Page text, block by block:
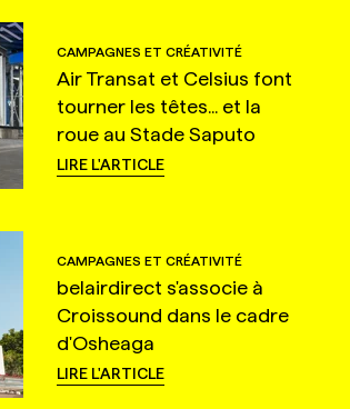
CAMPAGNES ET CRÉATIVITÉ
Air Transat et Celsius font
tourner les têtes... et la
roue au Stade Saputo
LIRE L'ARTICLE
CAMPAGNES ET CRÉATIVITÉ
belairdirect s'associe à
Croissound dans le cadre
d'Osheaga
LIRE L'ARTICLE